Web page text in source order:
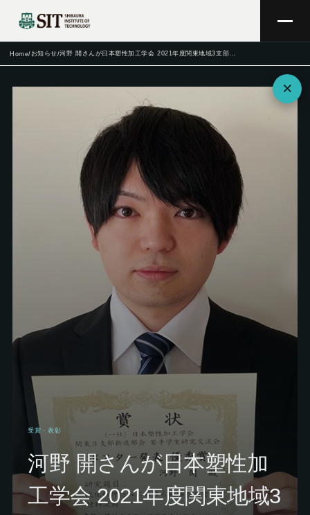
Home/お知らせ/ 河野 開さんが日本塑性加工学会 2021年度関東地域3支部新進部会合同 若手学生研究交流会にて優秀賞を受賞
×
受賞・表彰
河野 開さんが日本塑性加
工学会 2021年度関東地域3